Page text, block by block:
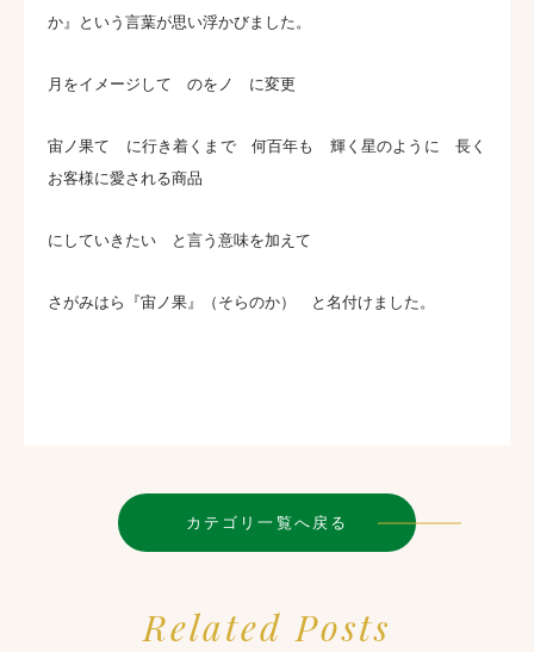
か』という言葉が思い浮かびました。
月をイメージして のをノ に変更
宙ノ果て に行き着くまで 何百年も 輝く星のように 長く
お客様に愛される商品
にしていきたい と言う意味を加えて
さがみはら『宙ノ果』（そらのか） と名付けました。
カテゴリ一覧へ戻る
Related Posts